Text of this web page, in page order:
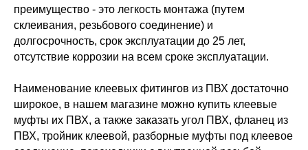
преимущество - это легкость монтажа (путем
склеивания, резьбового соединение) и
долгосрочность, срок эксплуатации до 25 лет,
отсутствие коррозии на всем сроке эксплуатации.
Наименование клеевых фитингов из ПВХ достаточно
широкое, в нашем магазине можно купить клеевые
муфты их ПВХ, а также заказать угол ПВХ, фланец из
ПВХ, тройник клеевой, разборные муфты под клеевое